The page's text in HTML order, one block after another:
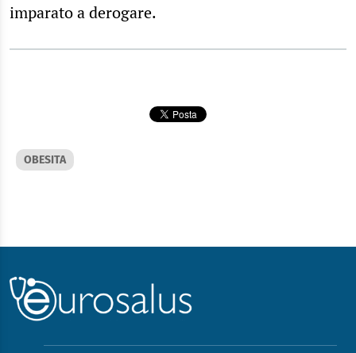
imparato a derogare.
OBESITA